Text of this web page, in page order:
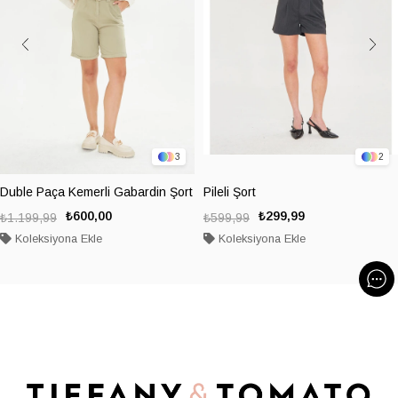
3
Duble Paça Kemerli Gabardin Şort
₺600,00
₺1.199,99
Koleksiyona Ekle
2
Pileli Şort
₺299,99
₺599,99
Koleksiyona Ekle